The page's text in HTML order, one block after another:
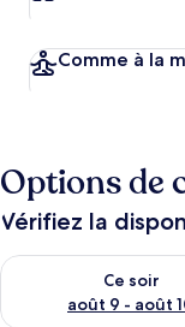
Comme à la
Options de
Vérifiez la
Ce soir
août 9 - août
Vérifier la